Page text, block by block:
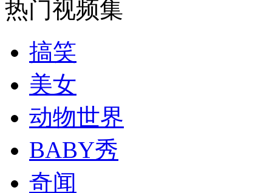
消防员救轻生者
纽约上演“枕头大战”
司机酒驾遇交警 急速倒车逃窜
热门视频集
搞笑
美女
动物世界
BABY秀
奇闻